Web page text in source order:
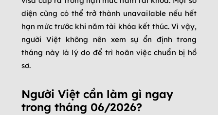
diện cũng có thể trở thành unavailable nếu hết
hạn mức trước khi năm tài khóa kết thúc. Vì vậy,
người Việt không nên xem sự ổn định trong
tháng này là lý do để trì hoãn việc chuẩn bị hồ
sơ.
Người Việt cần làm gì ngay
trong tháng 06/2026?